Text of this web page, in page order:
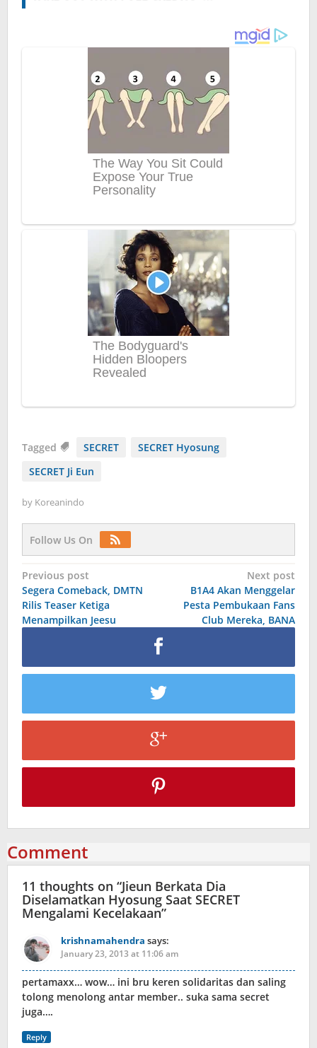
Tagged SECRET
SECRET Hyosung
SECRET Ji Eun
by Koreanindo
Follow Us On
Post
navigation
Previous post
Segera Comeback, DMTN
Rilis Teaser Ketiga
Menampilkan Jeesu
Next post
B1A4 Akan Menggelar
Pesta Pembukaan Fans
Club Mereka, BANA
Comment
11 thoughts on “Jieun Berkata Dia
Diselamatkan Hyosung Saat SECRET
Mengalami Kecelakaan”
krishnamahendra says:
January 23, 2013 at 11:06 am
pertamaxx… wow… ini bru keren solidaritas dan saling
tolong menolong antar member.. suka sama secret
juga….
Reply